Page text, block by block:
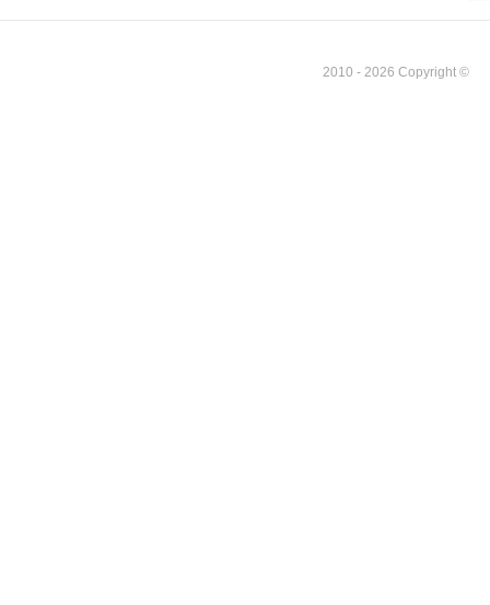
2010 - 2026 Copyright ©